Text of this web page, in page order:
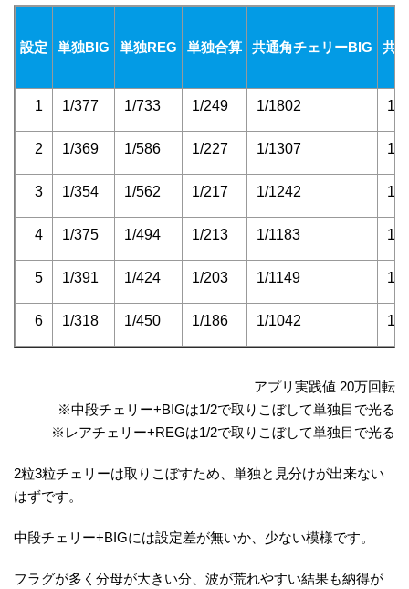
設定 単独BIG 単独REG 単独合算 共通角チェリーBIG 共
1 1/377 1/733 1/249 1/1802 1/
2 1/369 1/586 1/227 1/1307 1/
3 1/354 1/562 1/217 1/1242 1/
4 1/375 1/494 1/213 1/1183 1/
5 1/391 1/424 1/203 1/1149 1/
6 1/318 1/450 1/186 1/1042 1/
アプリ実践値 20万回転
※中段チェリー+BIGは1/2で取りこぼして単独目で光る
※レアチェリー+REGは1/2で取りこぼして単独目で光る
2粒3粒チェリーは取りこぼすため、単独と見分けが出来ない
はずです。
中段チェリー+BIGには設定差が無いか、少ない模様です。
フラグが多く分母が大きい分、波が荒れやすい結果も納得が